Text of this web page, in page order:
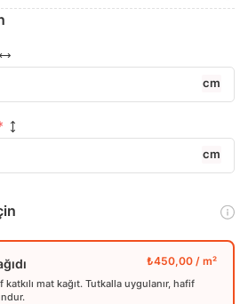
cm
cm
mat kağıt. Tutkalla uygulanır, hafif